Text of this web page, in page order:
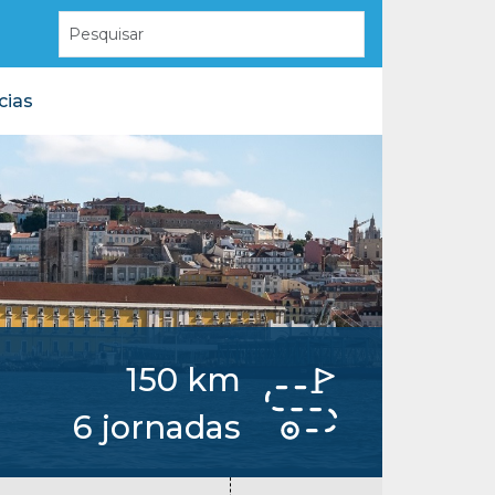
150 km
6 jornadas
Azoia de Baixo Arneiro das Milhariças Chã de Cima MonsantoCovão do Feto Minde Covão do Coelho Moita do Martinho